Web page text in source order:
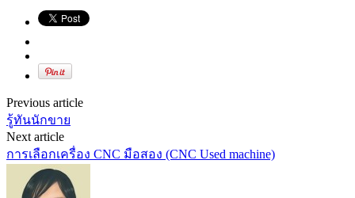
Previous article
รู้ทันนักขาย
Next article
การเลือกเครื่อง CNC มือสอง (CNC Used machine)